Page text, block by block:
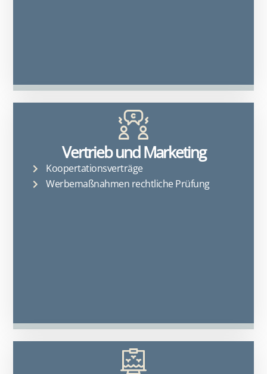
Vertrieb und Marketing
Koopertationsverträge
Werbemaßnahmen rechtliche Prüfung